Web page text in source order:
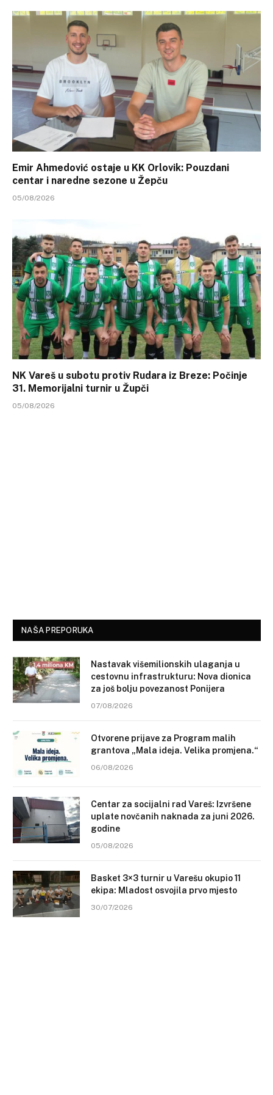
Emir Ahmedović ostaje u KK Orlovik: Pouzdani
centar i naredne sezone u Žepču
05/08/2026
NK Vareš u subotu protiv Rudara iz Breze: Počinje
31. Memorijalni turnir u Župči
05/08/2026
NAŠA PREPORUKA
Nastavak višemilionskih ulaganja u
cestovnu infrastrukturu: Nova dionica
za još bolju povezanost Ponijera
07/08/2026
Otvorene prijave za Program malih
grantova „Mala ideja. Velika promjena.“
06/08/2026
Centar za socijalni rad Vareš: Izvršene
uplate novčanih naknada za juni 2026.
godine
05/08/2026
Basket 3×3 turnir u Varešu okupio 11
ekipa: Mladost osvojila prvo mjesto
30/07/2026